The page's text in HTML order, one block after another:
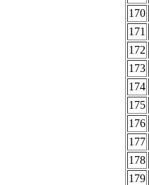
170
171
172
173
174
175
176
177
178
179